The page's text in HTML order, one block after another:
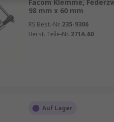
Facom Klemme,
98 mm x 60 mm
RS Best.-Nr. 235-9306
Herst. Teile-Nr. 271A.60
Auf Lager